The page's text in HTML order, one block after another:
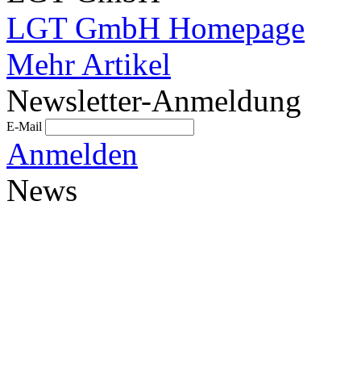
LGT GmbH Homepage
Mehr Artikel
Newsletter-Anmeldung
E-Mail
Anmelden
News